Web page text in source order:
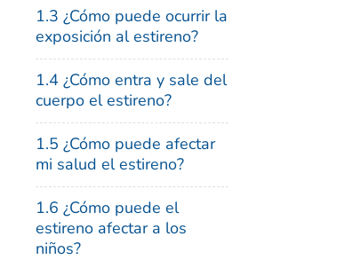
1.3 ¿Cómo puede ocurrir la
exposición al estireno?
1.4 ¿Cómo entra y sale del
cuerpo el estireno?
1.5 ¿Cómo puede afectar
mi salud el estireno?
1.6 ¿Cómo puede el
estireno afectar a los
niños?